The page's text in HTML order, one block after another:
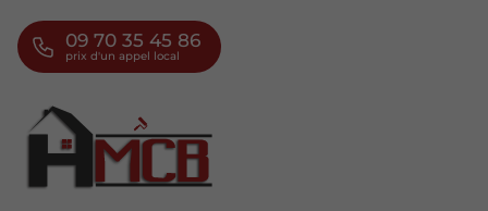
09 70 35 45 86